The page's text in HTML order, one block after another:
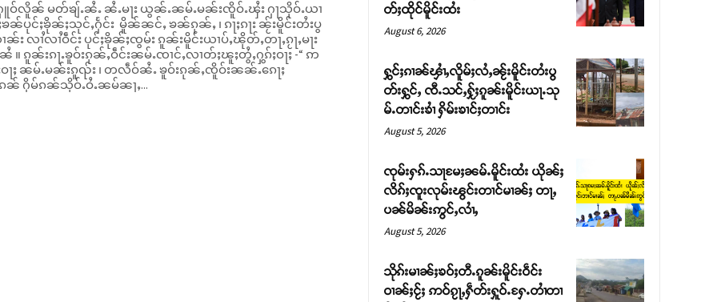
ဝ်လိူၼ် မတ်ၶျ်ႉၼႆႉ ၼႆႉမႃး ယွၼ်ႉၼမ်ႉမၼ်းၸိူဝ်ႉၾႆး ႁႃသိုဝ်ႉယၢ
ႈၶၼ်ပုင်ႈၶိုၼ်ႈသုင်ႇႁႅင်း မိူၼ်ၼင်ႇ ၶၼ်ၵုၼ်ႇ ၊ ၵႃႈၵႃး ၼႂ်းမိူင်းတႆးပွ
း လၢႆလၢႆဝဵင်း ပုင်ႈၶိုၼ်ႈၸွမ်း ၵူၼ်းမိူင်းယၢပ်ႇၽိုတ်ႇတႃႇၵႂႃႇမႃး
ၢတ်ႈၽူႈတွႆႇႁွၵ်ႈဝႃႈ -“ ဢ
ဝႃႈ ၼမ်ႉမၼ်းၵူၺ်း ၊ တလဵဝ်ၼႆႉ ၶူဝ်းၵုၼ်ႇၸိူဝ်းၼၼ်ႉၵေႃႈ
ႁိမ်ၵၼ်သိုဝ်ႉဝႆႉၼမ်ၼႃႇ...
တ်ႈထိုင်မိူင်းထႆး
August 6, 2026
ႁွင်ႈၵၢၼ်ၾၢႆႇလိူမ်ႈလႆႇၼႂ်းမိူင်းတႆးပွ
တ်းႁွင်ႇ ၸီႉသင်ႇႁႂ်ႈၵူၼ်းမိူင်းယႃႉသု
မ်ႉတၢင်းၶၢႆ ႁိမ်းၶၢင်ႈတၢင်း
August 5, 2026
ၸုမ်းႁၵ်ႉသႃမႄႈၼမ်ႉမိူင်းထႆး ယိုၼ်ႈ
လိၵ်ႈၸူးလုမ်းၽွင်းတၢင်မၢၼ်ႈ တႃႇ
ပၼ်မိၼ်းဢွင်ႇလၢႆႇ
August 5, 2026
သိုၵ်းမၢၼ်ႈၶဝ်ႈတီႉၵူၼ်းမိူင်းဝဵင်း
ဝၢၼ်ႈငႂ်ႈ ဢဝ်ၵႂႃႇႁဵတ်းႁူဝ်ႉႁႄႉတၢႆတၢ